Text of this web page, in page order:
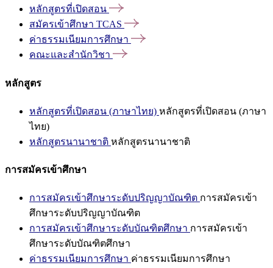
หลักสูตรที่เปิดสอน
สมัครเข้าศึกษา TCAS
ค่าธรรมเนียมการศึกษา
คณะและสำนักวิชา
หลักสูตร
หลักสูตรที่เปิดสอน (ภาษาไทย) หลักสูตรที่เปิดสอน (ภาษา
ไทย)
หลักสูตรนานาชาติ หลักสูตรนานาชาติ
การสมัครเข้าศึกษา
การสมัครเข้าศึกษาระดับปริญญาบัณฑิต การสมัครเข้า
ศึกษาระดับปริญญาบัณฑิต
การสมัครเข้าศึกษาระดับบัณฑิตศึกษา การสมัครเข้า
ศึกษาระดับบัณฑิตศึกษา
ค่าธรรมเนียมการศึกษา ค่าธรรมเนียมการศึกษา